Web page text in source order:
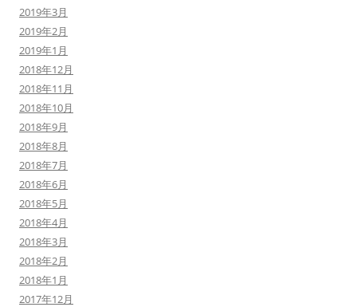
2019年3月
2019年2月
2019年1月
2018年12月
2018年11月
2018年10月
2018年9月
2018年8月
2018年7月
2018年6月
2018年5月
2018年4月
2018年3月
2018年2月
2018年1月
2017年12月